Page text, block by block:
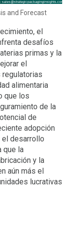
and Forecast
el
desafíos
primas y la
el
alimentaria
que los
de la
de
adopción
desarrollo
que la
y la
aún más el
lucrativas